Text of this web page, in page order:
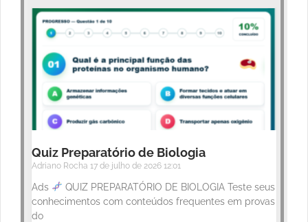
Quiz Preparatório de Biologia
Adriano Rocha 17 de julho de 2026 12:01
Ads
QUIZ PREPARATÓRIO DE BIOLOGIA Teste seus
conhecimentos com conteúdos frequentes em provas
do